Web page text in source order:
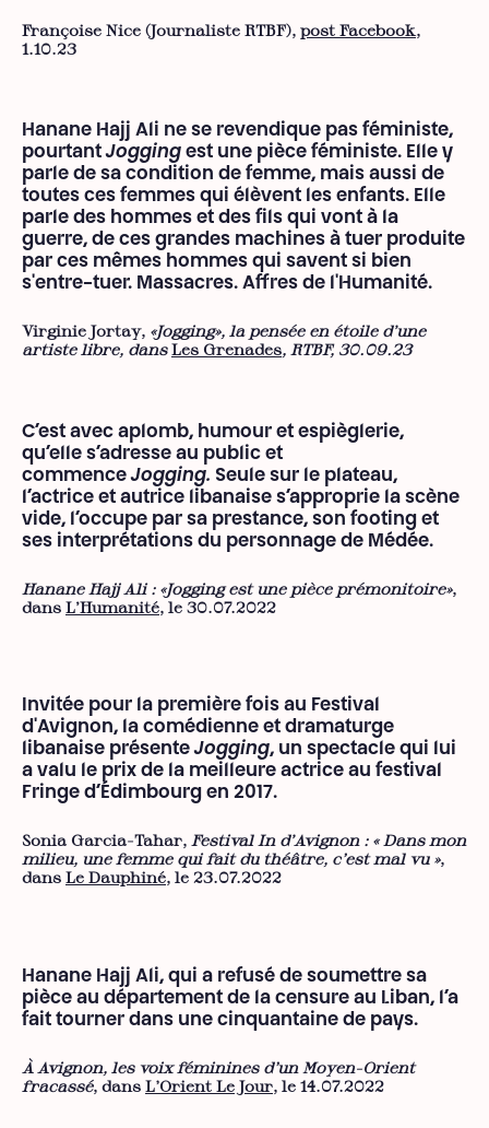
Françoise Nice (Journaliste RTBF), post Facebook,
1.10.23
Hanane Hajj Ali ne se revendique pas féministe,
pourtantJogging est une pièce féministe. Elle y
parle de sa condition de femme, mais aussi de
toutes ces femmes qui élèvent les enfants. Elle
parle des hommes et des fils qui vont à la
guerre, de ces grandes machines à tuer produite
par ces mêmes hommes qui savent si bien
s'entre-tuer. Massacres. Affres de l'Humanité.
Virginie Jortay, «Jogging», la pensée en étoile d'une
artiste libre, dans Les Grenades, RTBF, 30.09.23
C’est avec aplomb, humour et espièglerie,
qu’elle s’adresse au public et
commenceJogging. Seule sur le plateau,
l’actrice et autrice libanaise s’approprie la scène
vide, l’occupe par sa prestance, son footing et
ses interprétations du personnage de Médée.
Hanane Hajj Ali : «Jogging est une pièce prémonitoire»,
dans L'Humanité, le 30.07.2022
Invitée pour la première fois au Festival
d'Avignon, la comédienne et dramaturge
libanaise présenteJogging, un spectacle qui lui
a valu le prix de la meilleure actrice au festival
Fringe d’Édimbourg en 2017.
Sonia Garcia-Tahar, Festival In d'Avignon : « Dans mon
milieu, une femme qui fait du théâtre, c’est mal vu »,
dans Le Dauphiné, le 23.07.2022
Hanane Hajj Ali, qui a refusé de soumettre sa
pièce au département de la censure au Liban, l’a
fait tourner dans une cinquantaine de pays.
À Avignon, les voix féminines d’un Moyen-Orient
fracassé, dans L’Orient Le Jour, le 14.07.2022